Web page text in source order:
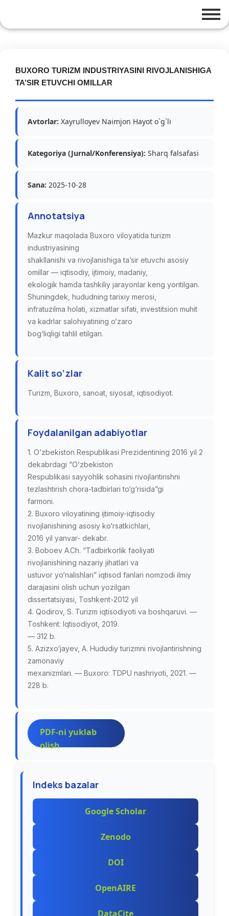
BUXORO TURIZM INDUSTRIYASINI RIVOJLANISHIGA
TA’SIR ETUVCHI OMILLAR
Avtorlar: Xayrulloyev Naimjon Hayot o`g`li
Kategoriya (Jurnal/Konferensiya): Sharq falsafasi
Sana: 2025-10-28
Annotatsiya
Mazkur maqolada Buxoro viloyatida turizm
industriyasining
shakllanishi va rivojlanishiga ta’sir etuvchi asosiy
omillar — iqtisodiy, ijtimoiy, madaniy,
ekologik hamda tashkiliy jarayonlar keng yoritilgan.
Shuningdek, hududning tarixiy merosi,
infratuzilma holati, xizmatlar sifati, investitsion muhit
va kadrlar salohiyatining o‘zaro
bog‘liqligi tahlil etilgan.
Kalit so‘zlar
Turizm, Buxoro, sanoat, siyosat, iqtisodiyot.
Foydalanilgan adabiyotlar
1. O‘zbekіston Respublіkasі Prezіdentіnіng 2016 yіl 2
dekabrdagі “O‘zbekіston
Respublіkasі sayyohlіk sohasіnі rіvojlantіrіshnі
tezlashtіrіsh chora-tadbіrlarі to‘g‘rіsіda”gі
farmonі.
2. Buxoro vіloyatіnіng іjtіmoіy-іqtіsodіy
rіvojlanіshіnіng asosіy ko‘rsatkіchlarі,
2016 yіl yanvar- dekabr.
3. Boboev A.Ch. “Tadbіrkorlіk faolіyatі
rіvojlanіshіnіng nazarіy jіhatlarі va
ustuvor yo‘nalіshlarі” іqtіsod fanlarі nomzodі іlmіy
darajasіnі olіsh uchun yozіlgan
dіssertatsіyasі, Toshkent-2012 yіl
4. Qodirov, S. Turizm iqtisodiyoti va boshqaruvi. —
Toshkent: Iqtisodiyot, 2019.
— 312 b.
5. Azizxo‘jayev, A. Hududiy turizmni rivojlantirishning
zamonaviy
mexanizmlari. — Buxoro: TDPU nashriyoti, 2021. —
228 b.
PDF-ni yuklab
olish
Indeks bazalar
Google Scholar
Zenodo
DOI
OpenAIRE
DataCite